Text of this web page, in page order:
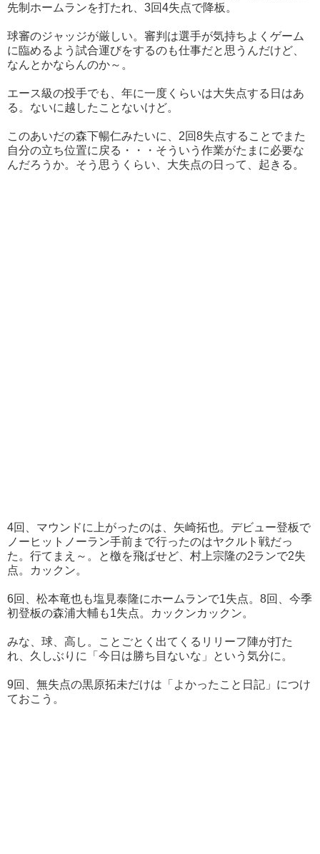
先制ホームランを打たれ、3回4失点で降板。
球審のジャッジが厳しい。審判は選手が気持ちよくゲーム
に臨めるよう試合運びをするのも仕事だと思うんだけど、
なんとかならんのか～。
エース級の投手でも、年に一度くらいは大失点する日はあ
る。ないに越したことないけど。
このあいだの森下暢仁みたいに、2回8失点することでまた
自分の立ち位置に戻る・・・そういう作業がたまに必要な
んだろうか。そう思うくらい、大失点の日って、起きる。
4回、マウンドに上がったのは、矢崎拓也。デビュー登板で
ノーヒットノーラン手前まで行ったのはヤクルト戦だっ
た。行てまえ～。と檄を飛ばせど、村上宗隆の2ランで2失
点。カックン。
6回、松本竜也も塩見泰隆にホームランで1失点。8回、今季
初登板の森浦大輔も1失点。カックンカックン。
みな、球、高し。ことごとく出てくるリリーフ陣が打た
れ、久しぶりに「今日は勝ち目ないな」という気分に。
9回、無失点の黒原拓未だけは「よかったこと日記」につけ
ておこう。